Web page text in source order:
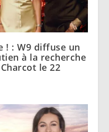
! : W9 diffuse un
à la recherche
le 22